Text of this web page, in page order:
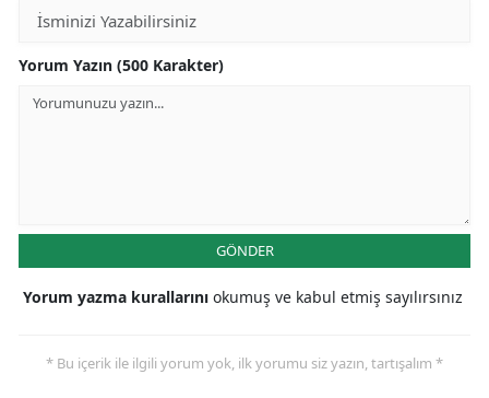
Yorum Yazın (500 Karakter)
GÖNDER
Yorum yazma kurallarını okumuş ve kabul etmiş sayılırsınız
* Bu içerik ile ilgili yorum yok, ilk yorumu siz yazın, tartışalım *